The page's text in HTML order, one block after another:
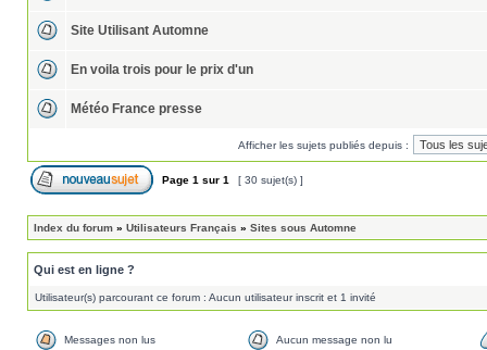
Site Utilisant Automne
En voila trois pour le prix d'un
Météo France presse
Afficher les sujets publiés depuis :
Page 1 sur 1 [ 30 sujet(s) ]
Index du forum » Utilisateurs Français » Sites sous Automne
Qui est en ligne ?
Utilisateur(s) parcourant ce forum : Aucun utilisateur inscrit et 1 invité
Messages non lus Aucun message non lu